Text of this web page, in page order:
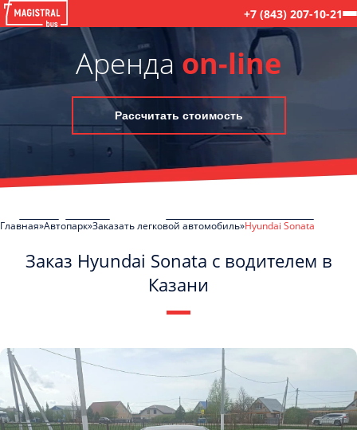
+7 (843) 207-10-21
Аренда on-line
Рассчитать стоимость
Главная Автопарк Заказать легковой автомобиль Hyundai Sonata
Заказ Hyundai Sonata с водителем в
Казани
ознакомлен(а), даю согласие на